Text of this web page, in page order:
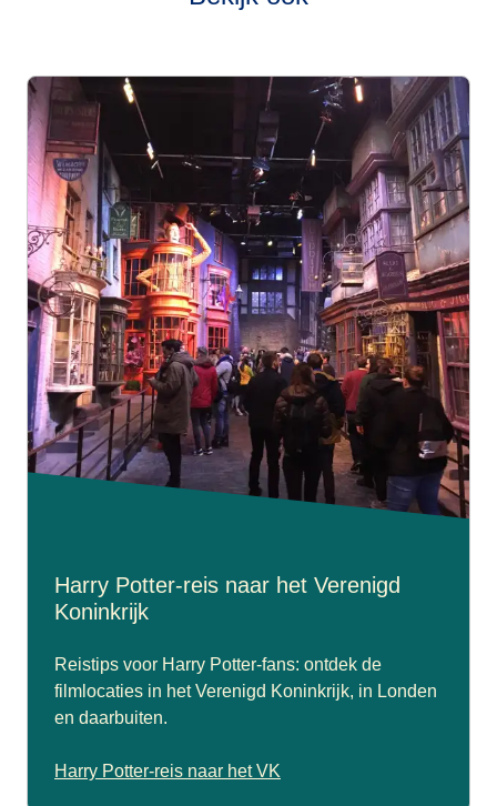
Harry Potter-reis naar het Verenigd
Koninkrijk
Reistips voor Harry Potter-fans: ontdek de
filmlocaties in het Verenigd Koninkrijk, in Londen
en daarbuiten.
Harry Potter-reis naar het VK